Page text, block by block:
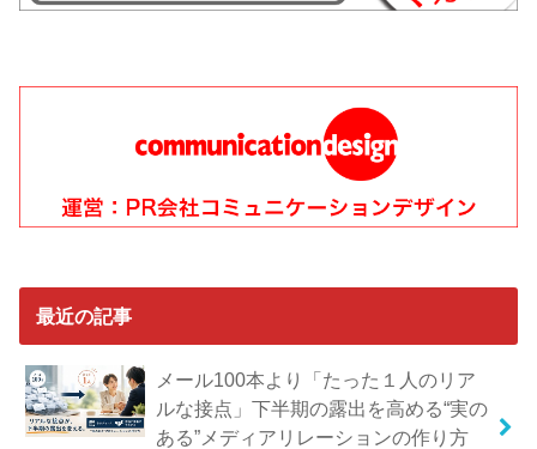
最近の記事
メール100本より「たった１人のリア
ルな接点」下半期の露出を高める“実の
ある”メディアリレーションの作り方